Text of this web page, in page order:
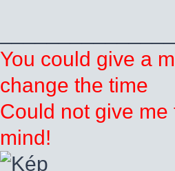
You could give a
change the time
Could not give
mind!